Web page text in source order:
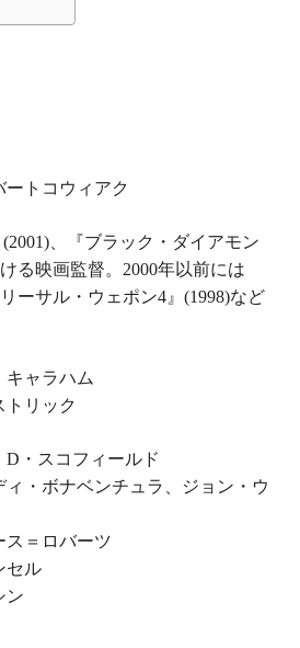
トコウィアク
(2001)、『ブラック・ダイアモン
る映画監督。2000年以前には
リーサル・ウェポン4 』(1998)など
キャラハム
トリック
・スコフィールド
・ボナベンチュラ、ジョン・ウ
ス＝ロバーツ
セル
ン